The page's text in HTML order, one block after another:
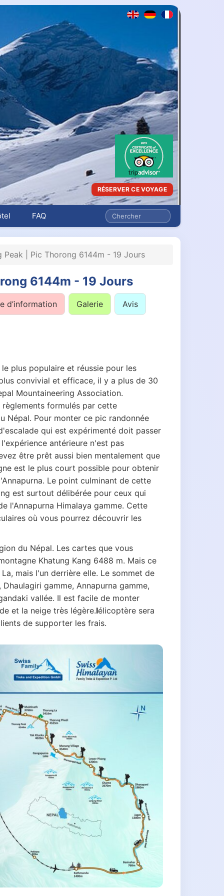
RÉSERVER CE VOYAGE
FAQ
Peak | Pic Thorong 6144m - 19 Jours
6144m - 19 Jours
d’information Galerie Avis
plus populaire et réussie pour les
convivial et efficace, il y a plus de 30
Mountaineering Association.
formulés par cette
Népal. Pour monter ce pic randonnée
qui est expérimenté doit passer
antérieure n'est pas
être prêt aussi bien mentalement que
est le plus court possible pour obtenir
Le point culminant de cette
est surtout délibérée pour ceux qui
l'Annapurna Himalaya gamme. Cette
où vous pourrez découvrir les
du Népal. Les cartes que vous
Khatung Kang 6488 m. Mais ce
mais l'un derrière elle. Le sommet de
gamme, Annapurna gamme,
vallée. Il est facile de monter
et la neige très légère.Iélicoptère sera
de supporter les frais.